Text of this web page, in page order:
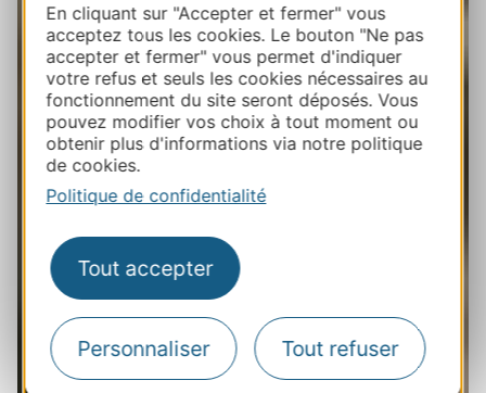
En cliquant sur "Accepter et fermer" vous
acceptez tous les cookies. Le bouton "Ne pas
accepter et fermer" vous permet d'indiquer
votre refus et seuls les cookies nécessaires au
fonctionnement du site seront déposés. Vous
pouvez modifier vos choix à tout moment ou
obtenir plus d'informations via notre politique
de cookies.
Politique de confidentialité
Tout accepter
Personnaliser Tout refuser